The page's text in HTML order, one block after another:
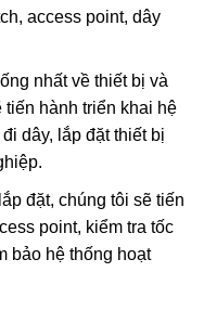
access point, dây
nhất về thiết bị và
hành triển khai hệ
dây, lắp đặt thiết bị
đặt, chúng tôi sẽ tiến
point, kiểm tra tốc
bảo hệ thống hoạt